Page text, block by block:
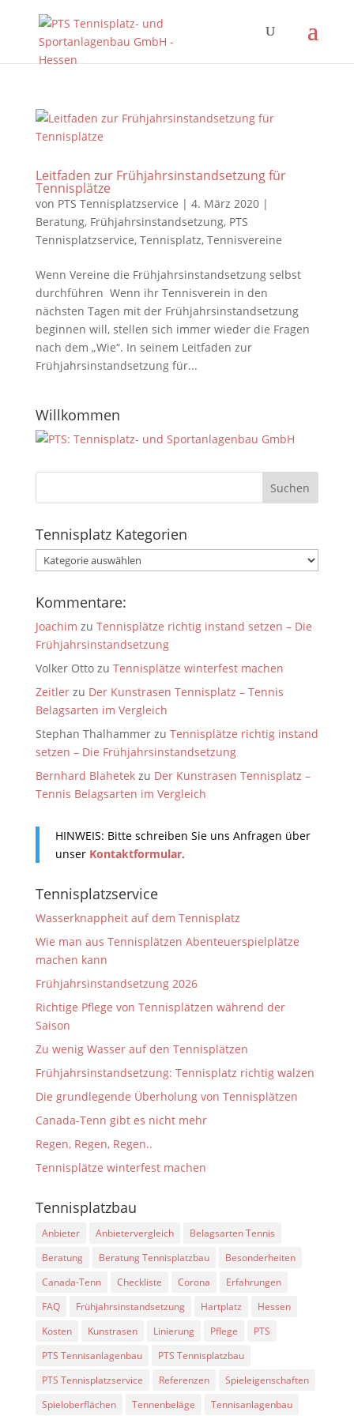
Leitfaden zur Frühjahrsinstandsetzung für
Tennisplätze
von PTS Tennisplatzservice | 4. März 2020|
Beratung, Frühjahrsinstandsetzung, PTS
Tennisplatzservice, Tennisplatz, Tennisvereine
Wenn Vereine die Frühjahrsinstandsetzung selbst
durchführen Wenn ihr Tennisverein in den
nächsten Tagen mit der Frühjahrsinstandsetzung
beginnen will, stellen sich immer wieder die Fragen
nach dem „Wie“. In seinem Leitfaden zur
Frühjahrsinstandsetzung für...
Willkommen
Tennisplatz Kategorien
Tennisplatz
Kategorien
Kommentare:
Joachim zu Tennisplätze richtig instand setzen – Die
Frühjahrsinstandsetzung
Volker Ottozu Tennisplätze winterfest machen
Zeitlerzu Der Kunstrasen Tennisplatz – Tennis
Belagsarten im Vergleich
Stephan Thalhammerzu Tennisplätze richtig instand
setzen – Die Frühjahrsinstandsetzung
Bernhard Blahetekzu Der Kunstrasen Tennisplatz –
Tennis Belagsarten im Vergleich
HINWEIS: Bitte schreiben Sie uns Anfragen über
unser Kontaktformular.
Tennisplatzservice
Wasserknappheit auf dem Tennisplatz
Wie man aus Tennisplätzen Abenteuerspielplätze
machen kann
Frühjahrsinstandsetzung 2026
Richtige Pflege von Tennisplätzen während der
Saison
Zu wenig Wasser auf den Tennisplätzen
Frühjahrsinstandsetzung: Tennisplatz richtig walzen
Die grundlegende Überholung von Tennisplätzen
Canada-Tenn gibt es nicht mehr
Regen, Regen, Regen..
Tennisplätze winterfest machen
Tennisplatzbau
Anbieter Anbietervergleich
Belagsarten Tennis
Beratung
Beratung Tennisplatzbau
Besonderheiten
Canada-Tenn
Checkliste Corona
Erfahrungen
FAQ
Frühjahrsinstandsetzung Hartplatz
Hessen
Kosten
Kunstrasen Linierung Pflege
PTS
PTS Tennisanlagenbau
PTS Tennisplatzbau
PTS Tennisplatzservice
Referenzen
Spieleigenschaften
Spieloberflächen
Tennenbeläge Tennisanlagenbau